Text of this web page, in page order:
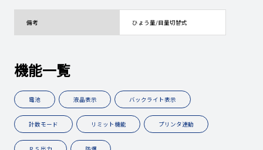
備考 ひょう量/目量切替式
機能一覧
電池 液晶表示 バックライト表示
計数モード リミット機能 プリンタ連動